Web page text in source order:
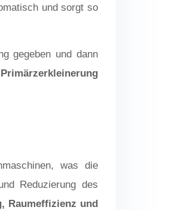
und sorgt so
gegeben und dann
was die
Reduzierung des
Raumeffizienz und